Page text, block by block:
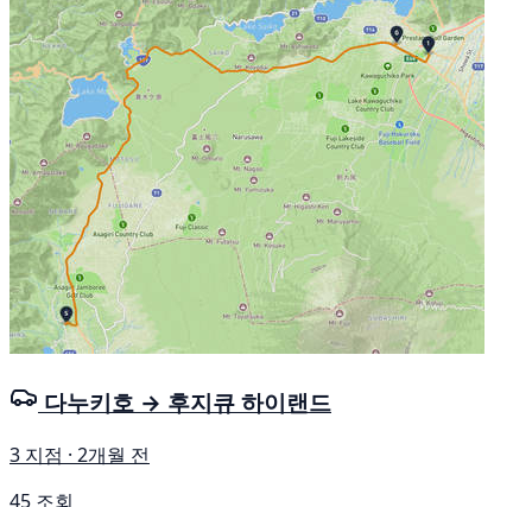
다누키호 → 후지큐 하이랜드
3 지점 · 2개월 전
45 조회